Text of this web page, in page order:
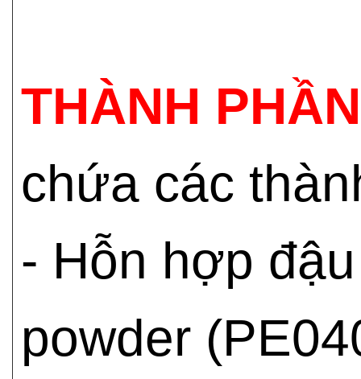
THÀNH
chứa các
- Hỗn hợp
powder